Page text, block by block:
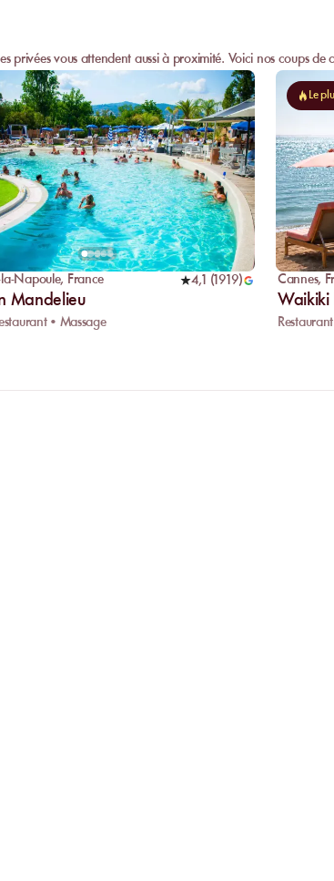
privées vous attendent aussi à proximité. Voici nos coups de
Napoule, France 4,1 (1919)
Mandelieu
• Massage
Le
Cannes,
Waikiki